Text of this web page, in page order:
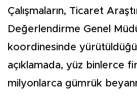
Çalışmaların, Ticaret
Değerlendirme Genel
koordinesinde
açıklamada, yüz binlerce
milyonlarca gümrük